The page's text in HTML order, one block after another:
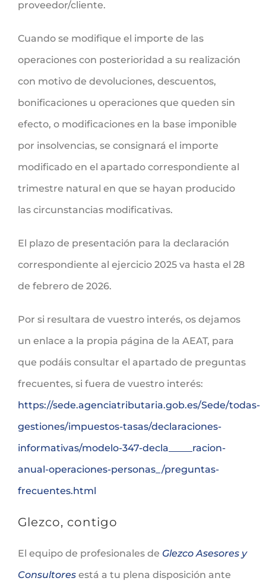
proveedor/cliente.
Cuando se modifique el importe de las
operaciones con posterioridad a su realización
con motivo de devoluciones, descuentos,
bonificaciones u operaciones que queden sin
efecto, o modificaciones en la base imponible
por insolvencias, se consignará el importe
modificado en el apartado correspondiente al
trimestre natural en que se hayan producido
las circunstancias modificativas.
El plazo de presentación para la declaración
correspondiente al ejercicio 2025 va hasta el 28
de febrero de 2026.
Por si resultara de vuestro interés, os dejamos
un enlace a la propia página de la AEAT, para
que podáis consultar el apartado de preguntas
frecuentes, si fuera de vuestro interés:
https://sede.agenciatributaria.gob.es/Sede/todas-
gestiones/impuestos-tasas/declaraciones-
informativas/modelo-347-decla_____racion-
anual-operaciones-personas_/preguntas-
frecuentes.html
Glezco, contigo
El equipo de profesionales de Glezco Asesores y
Consultores está a tu plena disposición ante